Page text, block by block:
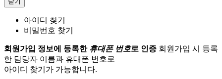
아이디 찾기
비밀번호 찾기
회원가입 정보에 등록한 휴대폰 번호로 인증 회원가입 시 등록
한 담당자 이름과 휴대폰 번호로
아이디 찾기가 가능합니다.